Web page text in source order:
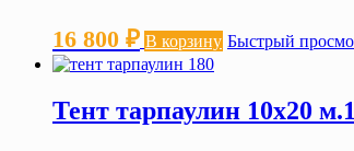
16 800 ₽ В корзину Быстрый
Тент тарпаулин 10х20